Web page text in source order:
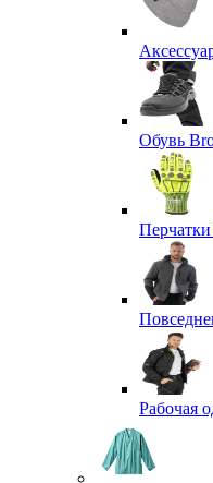
Обувь
Рабочая